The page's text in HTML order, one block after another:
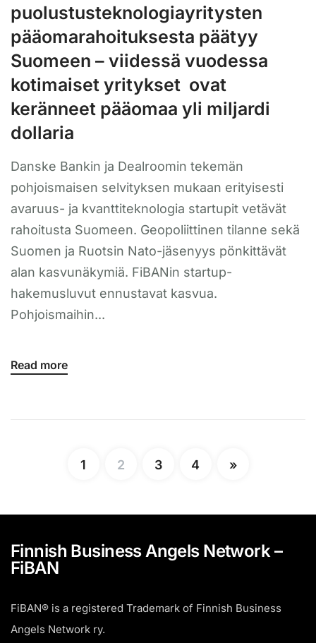
puolustusteknologiayritysten
pääomarahoituksesta päätyy
Suomeen – viidessä vuodessa
kotimaiset yritykset ovat
keränneet pääomaa yli miljardi
dollaria
Danske Bankin ja Dealroomin tekemän
pohjoismaisen selvityksen mukaan erityisesti
avaruus- ja kvanttiteknologia startupit vetävät
rahoitusta Suomeen. Geopoliittinen tilanne sekä
Suomen ja Ruotsin Nato-jäsenyys pönkittävät
alan kasvunäkymiä. FiBANin startup-
hakemusluvut ennustavat kasvua.
Pohjoismaihin...
Read more
1 2 3 4 »
Finnish Business Angels Network –
FiBAN
FiBAN® is a registered Trademark of Finnish Business
Angels Network ry.